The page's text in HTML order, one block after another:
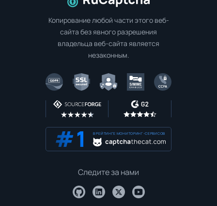
Перейти на главную страницу
Копирование любой части этого веб-
сайта без явного разрешения
владельца веб-сайта является
незаконным.
В РЕЙТИНГЕ МОНИТОРИНГ-СЕРВИСОВ
Следите за нами